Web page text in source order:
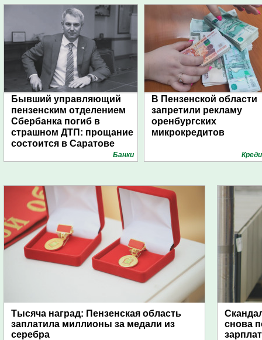
Бывший управляющий
пензенским отделением
Сбербанка погиб в
страшном ДТП: прощание
состоится в Саратове
Банки
В Пензенской области
запретили рекламу
оренбургских
микрокредитов
Тысяча наград: Пензенская область
заплатила миллионы за медали из
серебра
снова